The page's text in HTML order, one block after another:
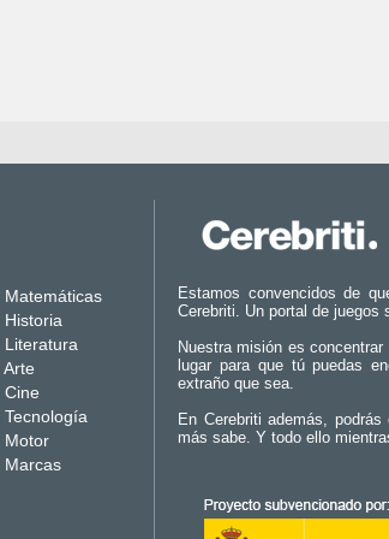
Matemáticas
Historia
Literatura
Arte
Cine
Tecnología
Motor
Marcas
Estamos convencidos de
Cerebriti. Un portal de juegos
Nuestra misión es
lugar para que tú puedas
extraño que sea.
En Cerebriti además,
más sabe. Y todo ello